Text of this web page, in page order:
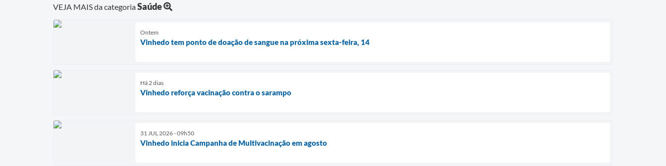
VEJA MAIS da categoriaSaúde
Ontem
Vinhedo tem ponto de doação de sangue na próxima sexta-feira, 14
Há 2 dias
Vinhedo reforça vacinação contra o sarampo
31 JUL 2026 - 09h50
Vinhedo inicia Campanha de Multivacinação em agosto